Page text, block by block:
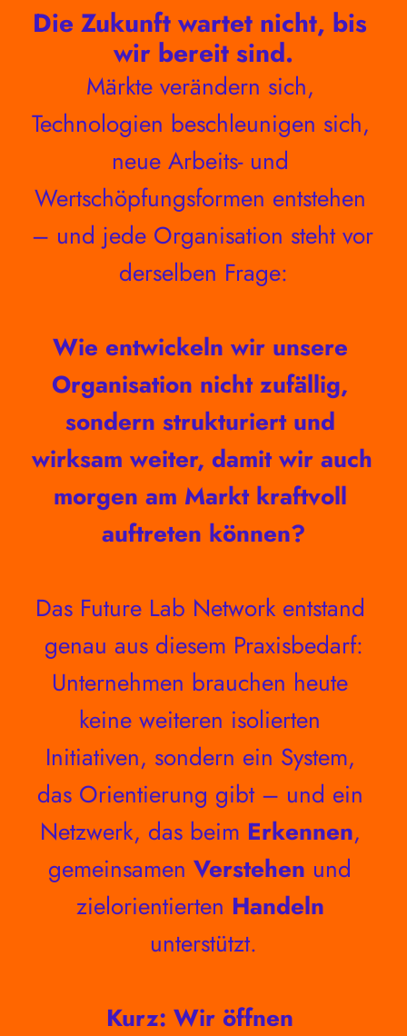
Die Zukunft wartet nicht, bis
wir bereit sind.
Märkte verändern sich,
Technologien beschleunigen sich,
neue Arbeits- und
Wertschöpfungsformen entstehen
– und jede Organisation steht vor
derselben Frage:
Wie entwickeln wir unsere
Organisation nicht zufällig,
sondern strukturiert und
wirksam weiter, damit wir auch
morgen am Markt kraftvoll
auftreten können?
Das Future Lab Network entstand
genau aus diesem Praxisbedarf:
Unternehmen brauchen heute
keine weiteren isolierten
Initiativen, sondern ein System,
das Orientierung gibt – und ein
Netzwerk, das beim Erkennen
gemeinsamen Verstehen
zielorientierten Handeln
unterstützt.
Kurz: Wir öffnen